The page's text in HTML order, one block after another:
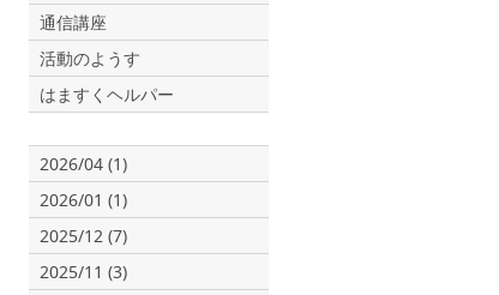
通信講座
活動のようす
はますくヘルパー
2026/04 (1)
2026/01 (1)
2025/12 (7)
2025/11 (3)